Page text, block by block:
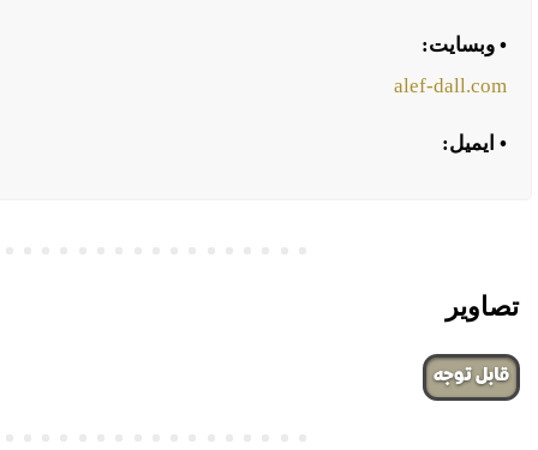
• وبسایت:
alef-dall.com
• ایمیل:
تصاویر
‌قابل توجه